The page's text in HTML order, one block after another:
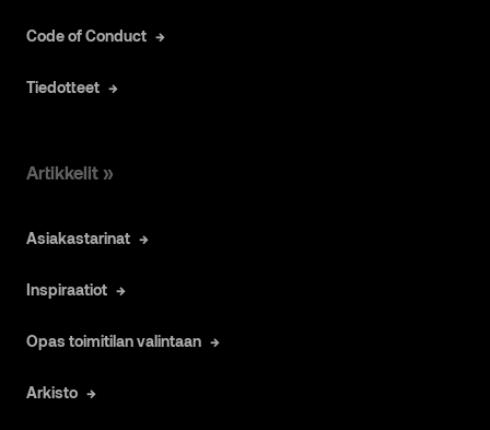
Code of Conduct
Tiedotteet
Artikkelit »
Asiakastarinat
Inspiraatiot
Opas toimitilan valintaan
Arkisto